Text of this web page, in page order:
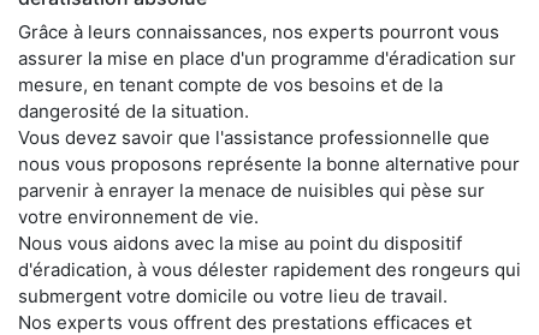
Grâce à leurs connaissances, nos experts pourront vous
assurer la mise en place d'un programme d'éradication sur
mesure, en tenant compte de vos besoins et de la
dangerosité de la situation.
Vous devez savoir que l'assistance professionnelle que
nous vous proposons représente la bonne alternative pour
parvenir à enrayer la menace de nuisibles qui pèse sur
votre environnement de vie.
Nous vous aidons avec la mise au point du dispositif
d'éradication, à vous délester rapidement des rongeurs qui
submergent votre domicile ou votre lieu de travail.
Nos experts vous offrent des prestations efficaces et